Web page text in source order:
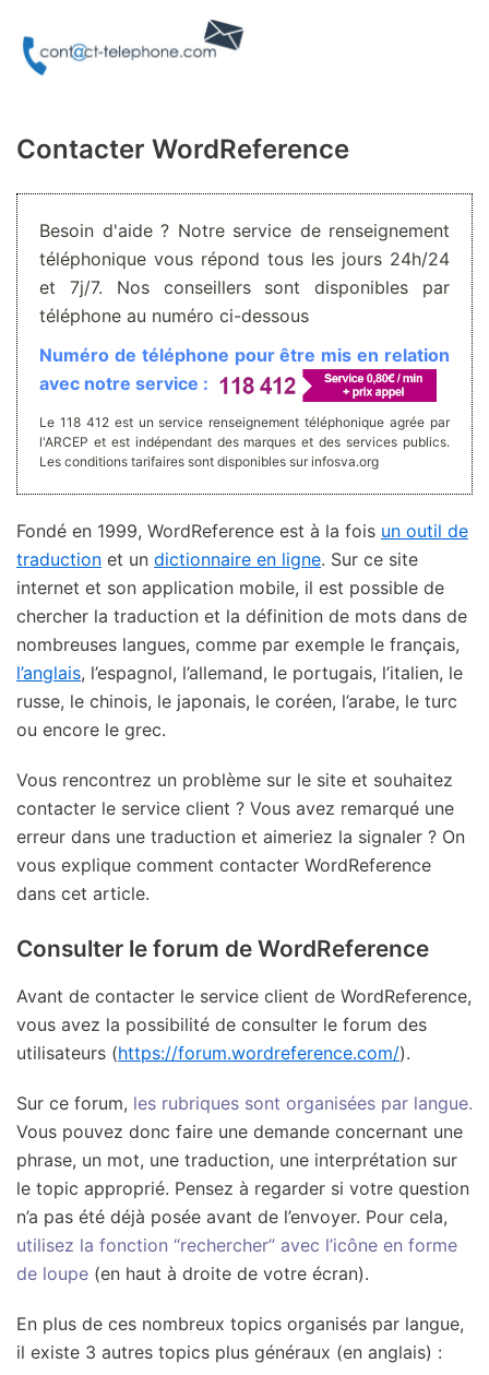
Aller
Contacter WordReference
Besoin d'aide ? Notre service de renseignement
téléphonique vous répond tous les jours 24h/24
et 7j/7. Nos conseillers sont disponibles par
téléphone au numéro ci-dessous
Numéro de téléphone pour être mis en relation
avec notre service :
Le 118 412 est un service renseignement téléphonique agrée par
l'ARCEP et est indépendant des marques et des services publics.
Les conditions tarifaires sont disponibles sur infosva.org
Fondé en 1999, WordReference est à la fois un outil de
traduction et un dictionnaire en ligne. Sur ce site
internet et son application mobile, il est possible de
chercher la traduction et la définition de mots dans de
nombreuses langues, comme par exemple le français,
l’anglais, l’espagnol, l’allemand, le portugais, l’italien, le
russe, le chinois, le japonais, le coréen, l’arabe, le turc
ou encore le grec.
Vous rencontrez un problème sur le site et souhaitez
contacter le service client ? Vous avez remarqué une
erreur dans une traduction et aimeriez la signaler ? On
vous explique comment contacter WordReference
dans cet article.
Consulter le forum de WordReference
Avant de contacter le service client de WordReference,
vous avez la possibilité de consulter le forum des
utilisateurs (https://forum.wordreference.com/).
Sur ce forum, les rubriques sont organisées par langue.
Vous pouvez donc faire une demande concernant une
phrase, un mot, une traduction, une interprétation sur
le topic approprié. Pensez à regarder si votre question
n’a pas été déjà posée avant de l’envoyer. Pour cela,
utilisez la fonction “rechercher” avec l’icône en forme
de loupe (en haut à droite de votre écran).
En plus de ces nombreux topics organisés par langue,
il existe 3 autres topics plus généraux (en anglais) :